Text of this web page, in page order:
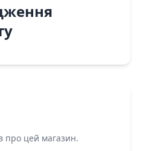
про цей магазин.